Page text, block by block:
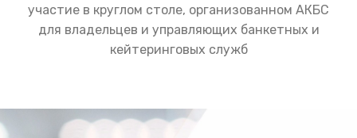
участие в круглом столе, организованном АКБС
для владельцев и управляющих банкетных и
кейтеринговых служб